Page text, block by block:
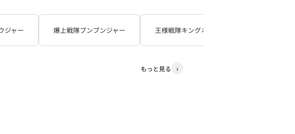
ジャー 爆上戦隊ブンブンジャー 王様戦隊キングオージャー
もっと見る